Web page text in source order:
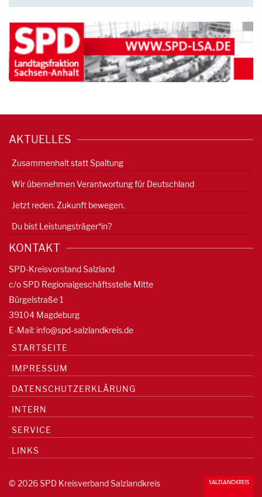
AKTUELLES
Zusammenhalt statt Spaltung
Wir übernehmen Verantwortung für Deutschland
Jetzt reden. Zukunft bewegen.
Du bist Leistungsträger*in?
KONTAKT
SPD-Kreisvorstand Salzland
c/o SPD Regionalgeschäftsstelle Mitte
Bürgelstraße 1
39104 Magdeburg
E-Mail: info@spd-salzlandkreis.de
STARTSEITE
IMPRESSUM
DATENSCHUTZERKLÄRUNG
INTERN
SERVICE
LINKS
© 2026 SPD Kreisverband Salzlandkreis